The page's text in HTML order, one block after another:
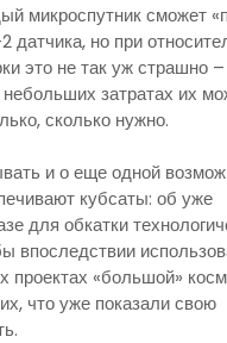
микроспутник сможет
датчика, но при
это не так уж страшно
затратах их
сколько нужно.
и о еще одной
кубсаты: об уже
для обкатки
впоследствии
проектах «большой»
что уже показали свою